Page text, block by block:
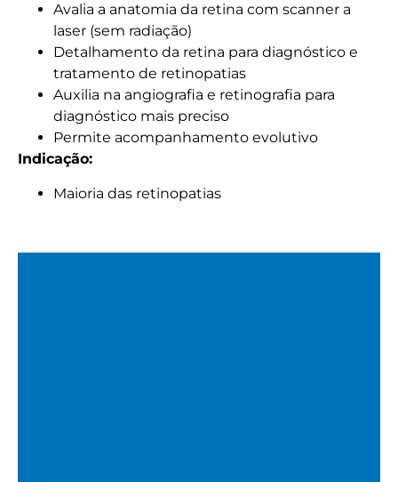
Óptica (OCT)
Avalia a anatomia da retina com scanner a
laser (sem radiação)
Detalhamento da retina para diagnóstico e
tratamento de retinopatias
Auxilia na angiografia e retinografia para
diagnóstico mais preciso
Permite acompanhamento evolutivo
Indicação:
Maioria das retinopatias